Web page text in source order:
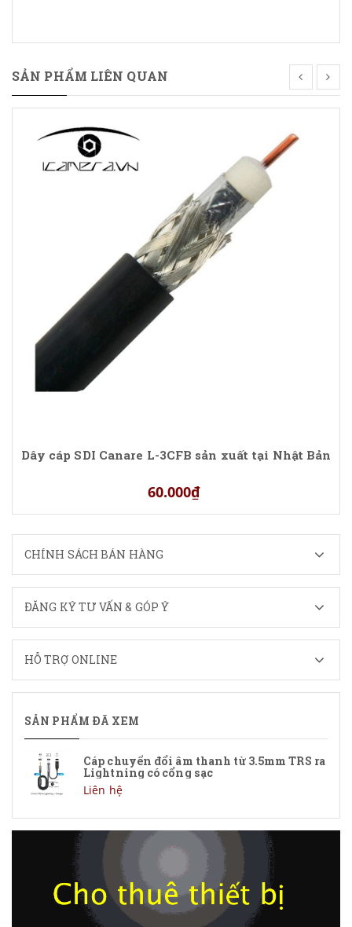
SẢN PHẨM LIÊN QUAN
Dây cáp SDI Canare L-3CFB sản xuất tại Nhật Bản
60.000₫
CHÍNH SÁCH BÁN HÀNG
ĐĂNG KÝ TƯ VẤN & GÓP Ý
HỖ TRỢ ONLINE
SẢN PHẨM ĐÃ XEM
Cáp chuyển đổi âm thanh từ 3.5mm TRS ra
Lightning có cổng sạc
Liên hệ